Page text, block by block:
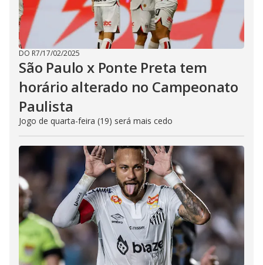
DO R7/17/02/2025
São Paulo x Ponte Preta tem
horário alterado no Campeonato
Paulista
Jogo de quarta-feira (19) será mais cedo